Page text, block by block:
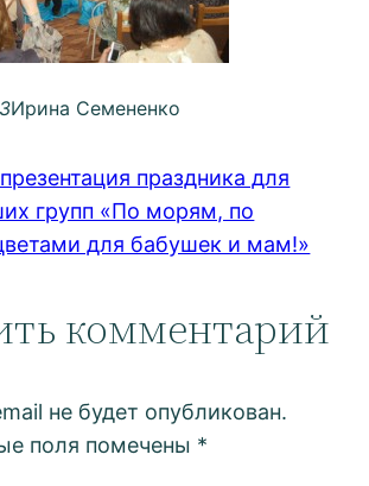
Ирина Семененко
праздника для
групп «По морям, по
для бабушек и мам!»
комментарий
не будет опубликован.
поля помечены *